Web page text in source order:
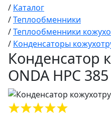
/ Каталог
/Теплообменники
/Теплообменники
/ Конденсаторы
Конденсатор
ONDA HPC 385